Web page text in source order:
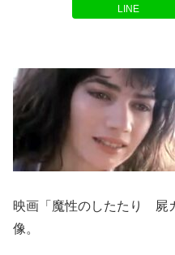
LINE
映画「魔性のしたたり 屍
像。